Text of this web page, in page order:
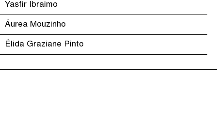
Yasfir Ibraimo
Áurea Mouzinho
Élida Graziane Pinto